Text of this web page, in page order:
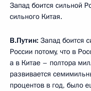
Запад боится сильной
сильного Китая.
В.Путин: Запад боится
России потому, что в
а в Китае – полтора
развивается
процентов в год, было